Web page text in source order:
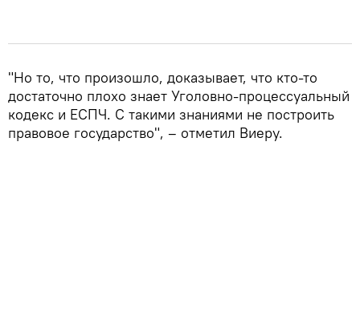
"Но то, что произошло, доказывает, что кто-то
достаточно плохо знает Уголовно-процессуальный
кодекс и ЕСПЧ. С такими знаниями не построить
правовое государство", – отметил Виеру.